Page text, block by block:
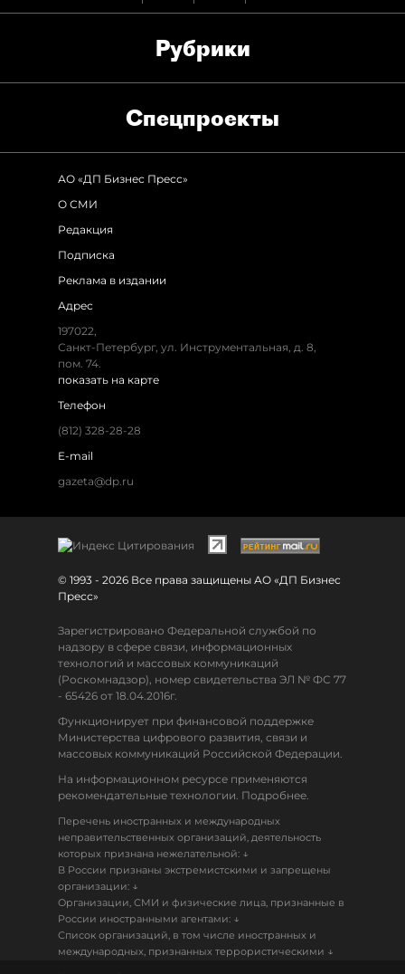
Рубрики
Спец­проекты
АО «ДП Бизнес Пресс»
О СМИ
Редакция
Подписка
Реклама в издании
Адрес
197022,
Санкт-Петербург, ул. Инструментальная, д. 8,
пом. 74.
показать на карте
Телефон
(812) 328-28-28
E-mail
gazeta@dp.ru
© 1993 - 2026 Все права защищены АО «ДП Бизнес
Пресс»
Зарегистрировано Федеральной службой по
надзору в сфере связи, информационных
технологий и массовых коммуникаций
(Роскомнадзор), номер свидетельства ЭЛ № ФС 77
- 65426 от 18.04.2016г.
Функционирует при финансовой поддержке
Министерства цифрового развития, связи и
массовых коммуникаций Российской Федерации.
На информационном ресурсе применяются
рекомендательные технологии. Подробнее.
Перечень иностранных и международных
неправительственных организаций, деятельность
которых признана нежелательной: ↓
В России признаны экстремистскими и запрещены
организации: ↓
Организации, СМИ и физические лица, признанные в
России иностранными агентами: ↓
Список организаций, в том числе иностранных и
международных, признанных террористическими ↓